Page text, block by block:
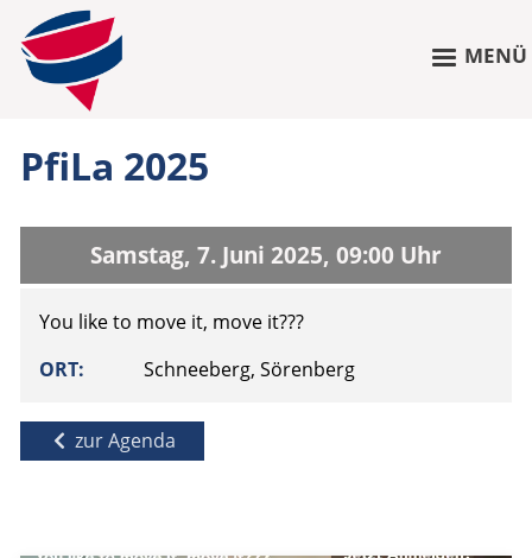
MENÜ
PfiLa 2025
Samstag, 7. Juni 2025, 09:00 Uhr
You like to move it, move it???
ORT
Schneeberg, Sörenberg
zur Agenda